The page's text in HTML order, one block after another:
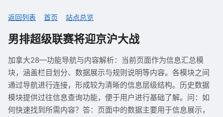
返回列表 首页 站点总览
男排超级联赛将迎京沪大战
加拿大28—功能导航与内容解析：当前页面作为信息汇总模
块，涵盖栏目划分、数据展示与规则说明等内容。各模块之间
通过导航进行连接，形成较为清晰的信息层级结构。历史数据
模块提供过往信息查询功能，便于用户进行基础了解。问：如
何快速找到所需内容？答：页面中的数据主要用于信息展示，